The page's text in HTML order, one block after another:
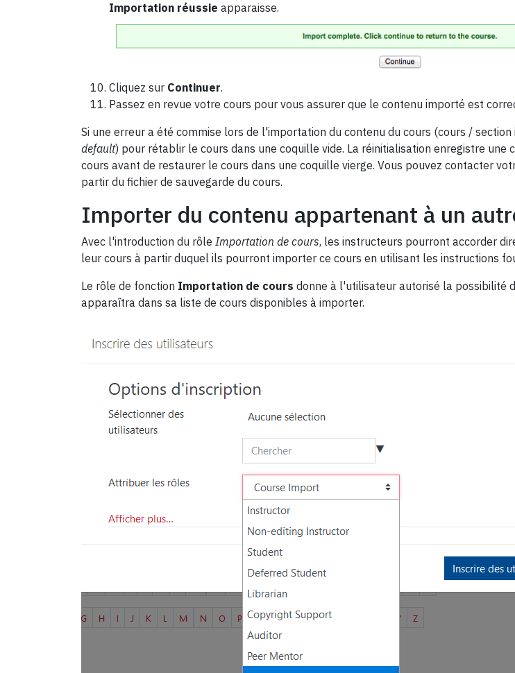
Importation réussie apparaisse.
Cliquez sur Continuer.
Passez en revue votre cours pour vous assurer que le contenu importé est
Si une erreur a été commise lors de l'importation du contenu du cours (cours /
default) pour rétablir le cours dans une coquille vide. La réinitialisation enregistre
cours avant de restaurer le cours dans une coquille vierge. Vous pouvez contacter
partir du fichier de sauvegarde du cours.
Importer du contenu appartenant à un
Avec l'introduction du rôle Importation de cours, les instructeurs pourront accorder
leur cours à partir duquel ils pourront importer ce cours en utilisant les instructions
Le rôle de fonction Importation de cours donne à l'utilisateur autorisé la possibilité
apparaîtra dans sa liste de cours disponibles à importer.